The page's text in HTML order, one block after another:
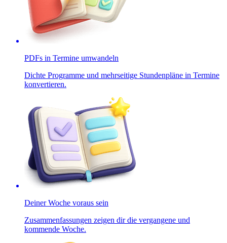
PDFs in Termine umwandeln
Dichte Programme und mehrseitige Stundenpläne in Termine
konvertieren.
Deiner Woche voraus sein
Zusammenfassungen zeigen dir die vergangene und
kommende Woche.